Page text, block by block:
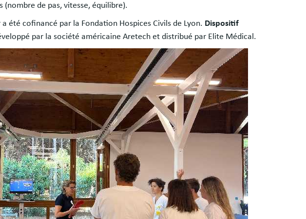
(nombre de pas, vitesse, équilibre).
été cofinancé par la Fondation Hospices Civils de Lyon. Dispositif
par la société américaine Aretech et distribué par Elite Médical.